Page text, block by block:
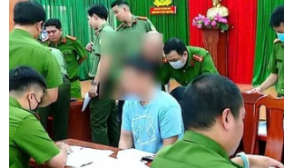
06/08/2026 01:54
Giá dầu thô biến động nhẹ khi triển
vọng đàm phán Trung Đông vẫn khó
đoán
06/08/2026 00:26